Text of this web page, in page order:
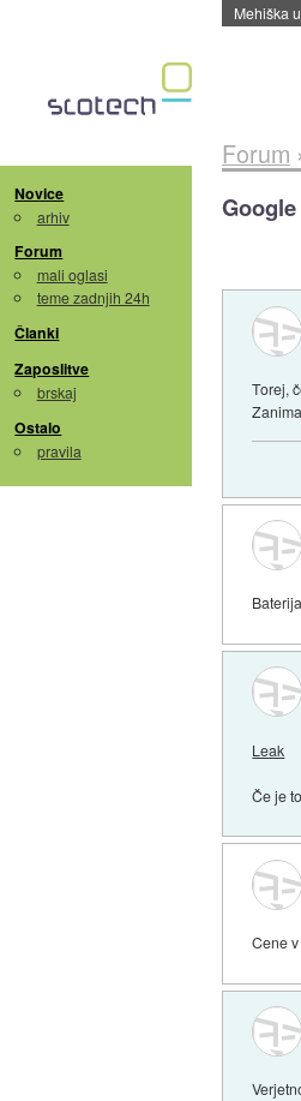
Mehiška
Novice
arhiv
Forum
mali oglasi
teme zadnjih 24h
Članki
Zaposlitve
brskaj
Ostalo
pravila
Forum
Torej,
Leak
Če je
Cene